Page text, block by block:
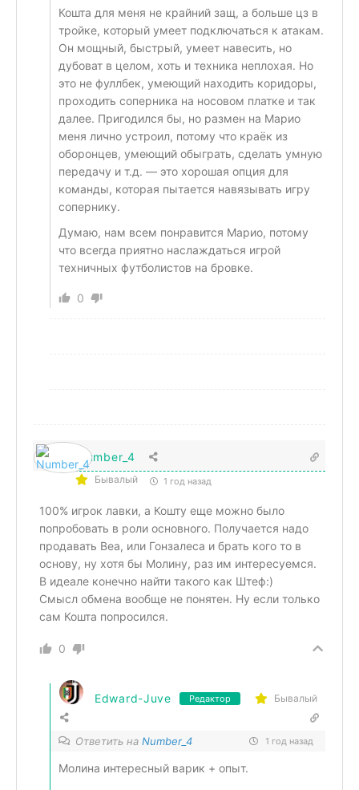
Кошта для меня не крайний защ, а больше цз в
тройке, который умеет подключаться к атакам.
Он мощный, быстрый, умеет навесить, но
дубоват в целом, хоть и техника неплохая. Но
это не фуллбек, умеющий находить коридоры,
проходить соперника на носовом платке и так
далее. Пригодился бы, но размен на Марио
меня лично устроил, потому что краёк из
оборонцев, умеющий обыграть, сделать умную
передачу и т.д. — это хорошая опция для
команды, которая пытается навязывать игру
сопернику.
Думаю, нам всем понравится Марио, потому
что всегда приятно наслаждаться игрой
техничных футболистов на бровке.
0
Number_4
Бывалый 1 год назад
100% игрок лавки, а Кошту еще можно было
попробовать в роли основного. Получается надо
продавать Веа, или Гонзалеса и брать кого то в
основу, ну хотя бы Молину, раз им интересуемся.
В идеале конечно найти такого как Штеф:)
Смысл обмена вообще не понятен. Ну если только
сам Кошта попросился.
0
Edward-Juve Редактор Бывалый
Ответить на Number_4 1 год назад
Молина интересный варик + опыт.